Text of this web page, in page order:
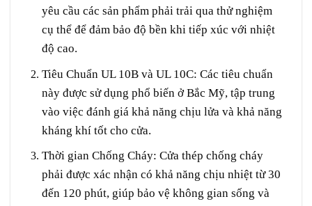
yêu cầu các sản phẩm phải trải qua thử nghiệm
cụ thể để đảm bảo độ bền khi tiếp xúc với nhiệt
độ cao.
Tiêu Chuẩn UL 10B và UL 10C: Các tiêu chuẩn
này được sử dụng phổ biến ở Bắc Mỹ, tập trung
vào việc đánh giá khả năng chịu lửa và khả năng
kháng khí tốt cho cửa.
Thời gian Chống Cháy: Cửa thép chống cháy
phải được xác nhận có khả năng chịu nhiệt từ 30
đến 120 phút, giúp bảo vệ không gian sống và